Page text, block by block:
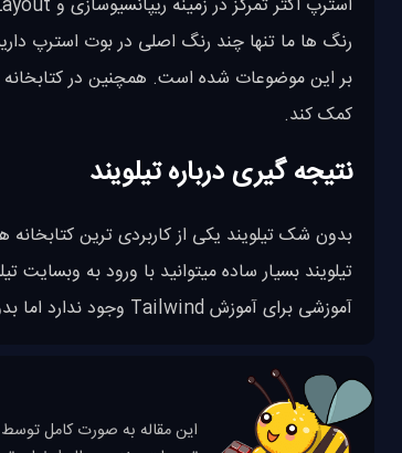
کمک کند.
نتیجه گیری درباره تیلویند
بدون شک تیلویند یکی از کاربردی ترین
تیلویند بسیار ساده میتوانید با ورود به
آموزشی برای آموزش Tailwind وجود ندارد اما بدون شک بزودی به بخش
این مقاله به صورت کامل